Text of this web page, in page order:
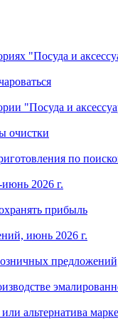
"Посуда и
"Посуда и
очистки
по
2026 г.
прибыль
июнь 2026 г.
альтернатива